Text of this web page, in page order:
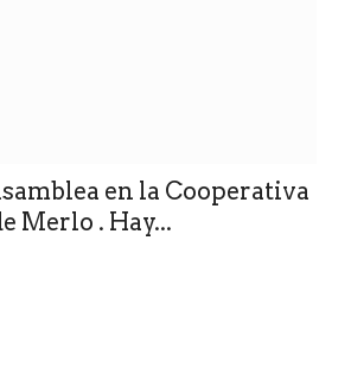
en la Cooperativa
Merlo . Hay...